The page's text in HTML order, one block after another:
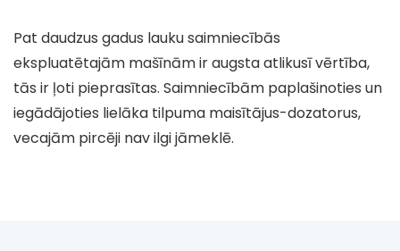
Pat daudzus gadus lauku saimniecībās
ekspluatētajām mašīnām ir augsta atlikusī vērtība,
tās ir ļoti pieprasītas. Saimniecībām paplašinoties un
iegādājoties lielāka tilpuma maisītājus-dozatorus,
vecajām pircēji nav ilgi jāmeklē.